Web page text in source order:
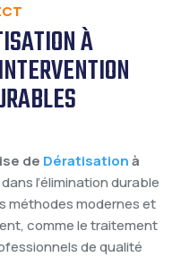
À
de Dératisationà
l’élimination durable
méthodes modernes et
comme le traitement
de qualité